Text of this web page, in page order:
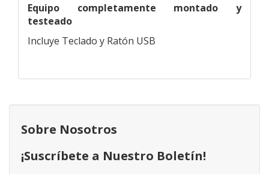
Equipo completamente montado y
testeado
Incluye Teclado y Ratón USB
Sobre Nosotros
¡Suscríbete a Nuestro Boletín!